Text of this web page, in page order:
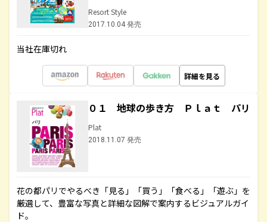
Resort Style
2017.10.04 発売
当社在庫切れ
詳細を見る
０１ 地球の歩き方 Ｐｌａｔ パリ
Plat
2018.11.07 発売
花の都パリでやるべき「見る」「買う」「食べる」「遊ぶ」を
厳選して、豊富な写真と詳細な図解で案内するビジュアルガイ
ド。